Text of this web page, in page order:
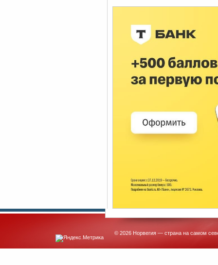
© 2026 Норвегия — страна на самом